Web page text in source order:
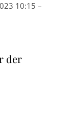
10:15 –
der